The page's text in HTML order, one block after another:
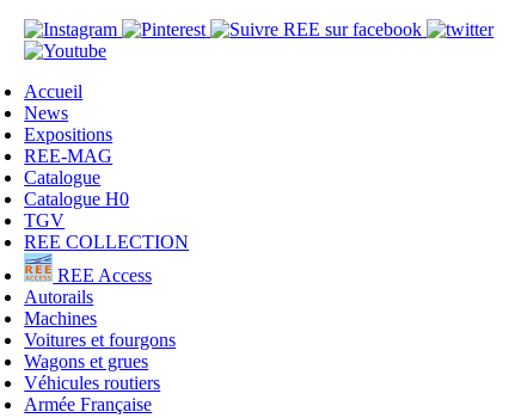
Accueil
News
Expositions
REE-MAG
Catalogue
Catalogue H0
TGV
REE COLLECTION
REE Access
Autorails
Machines
Voitures et fourgons
Wagons et grues
Véhicules routiers
Armée Française